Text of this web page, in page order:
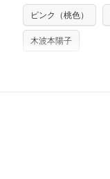
ピンク（桃色）
木波本陽子